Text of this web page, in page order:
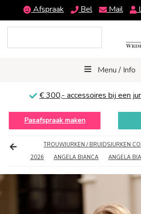
Afspraak Bel Mail
Menu / Info
€ 300,- accessoires bij een
Pasafspraak maken
TROUWJURKEN / BRUIDSJURKEN
2026
ANGELA BIANCA ANGELA